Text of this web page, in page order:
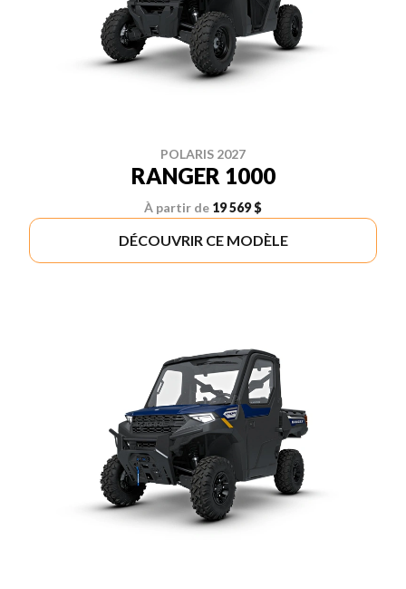
POLARIS 2027
RANGER 1000
À partir de 19 569 $
DÉCOUVRIR CE MODÈLE